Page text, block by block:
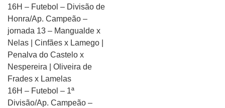
16H – Futebol – Divisão de
Honra/Ap. Campeão –
jornada 13 – Mangualde x
Nelas | Cinfães x Lamego |
Penalva do Castelo x
Nespereira | Oliveira de
Frades x Lamelas
16H – Futebol – 1ª
Divisão/Ap. Campeão –